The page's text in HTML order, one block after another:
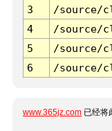
3 /source/
4
/source/
5
/source/
6
/source/
www.365jz.com 已经将